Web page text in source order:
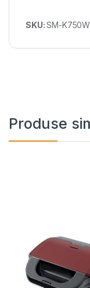
SKU:SM-K750W
Produse